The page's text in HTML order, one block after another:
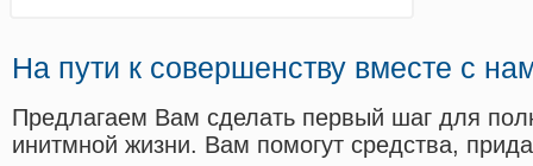
На пути к совершенству вместе с
Предлагаем Вам сделать первый шаг для
инитмной жизни. Вам помогут средства,